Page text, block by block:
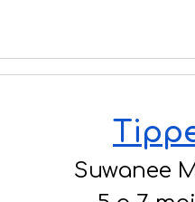
Suwanee